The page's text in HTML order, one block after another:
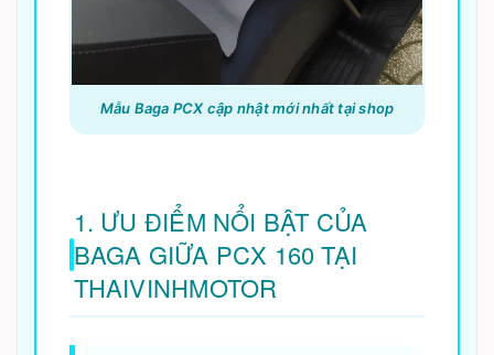
Mẫu Baga PCX cập nhật mới nhất tại shop
1. ƯU ĐIỂM NỔI BẬT CỦA
BAGA GIỮA PCX 160 TẠI
THAIVINHMOTOR